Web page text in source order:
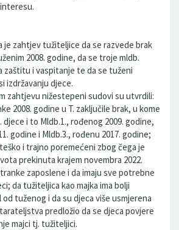
je zahtjev tužiteljice da se razvede brak
2008. godine, da se troje mldb.
zaštitu i vaspitanje te da se tuženi
izdržavanju djece.
zahtjevu nižestepeni sudovi su utvrdili:
2008. godine u T. zaključile brak, u kome
i to Mldb.1., rođenog 2009. godine,
godine i Mldb.3., rođenu 2017. godine;
i trajno poremećeni zbog čega je
prekinuta krajem novembra 2022.
zaposlene i da imaju sve potrebne
da tužiteljica kao majka ima bolji
tuženog i da su djeca više usmjerena
predložio da se djeca povjere
majci tj. tužiteljici.